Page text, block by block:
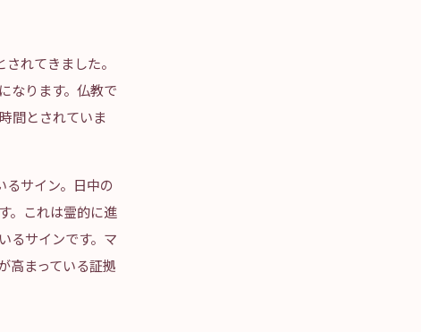
されてきました。
なります。仏教で
間とされていま
るサイン。日中の
。これは霊的に進
るサインです。マ
高まっている証拠